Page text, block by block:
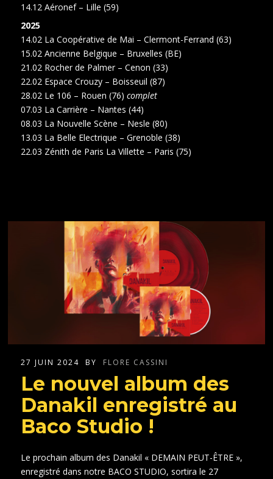
14.12 Aéronef – Lille (59)
2025
14.02 La Coopérative de Mai – Clermont-Ferrand (63)
15.02 Ancienne Belgique – Bruxelles (BE)
21.02 Rocher de Palmer – Cenon (33)
22.02 Espace Crouzy – Boisseuil (87)
28.02 Le 106 – Rouen (76)complet
07.03 La Carrière – Nantes (44)
08.03 La Nouvelle Scène – Nesle (80)
13.03 La Belle Electrique – Grenoble (38)
22.03 Zénith de Paris La Villette – Paris (75)
27 JUIN 2024 BY FLORE CASSINI
Le nouvel album des
Danakil enregistré au
Baco Studio !
Le prochain album des Danakil « DEMAIN PEUT-ÊTRE »,
enregistré dans notre BACO STUDIO, sortira le 27